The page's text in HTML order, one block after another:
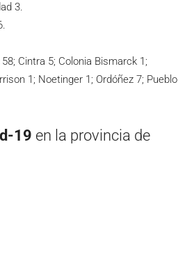
3.
Cintra 5; Colonia Bismarck 1;
1; Noetinger 1; Ordóñez 7; Pueblo
19 en la provincia de